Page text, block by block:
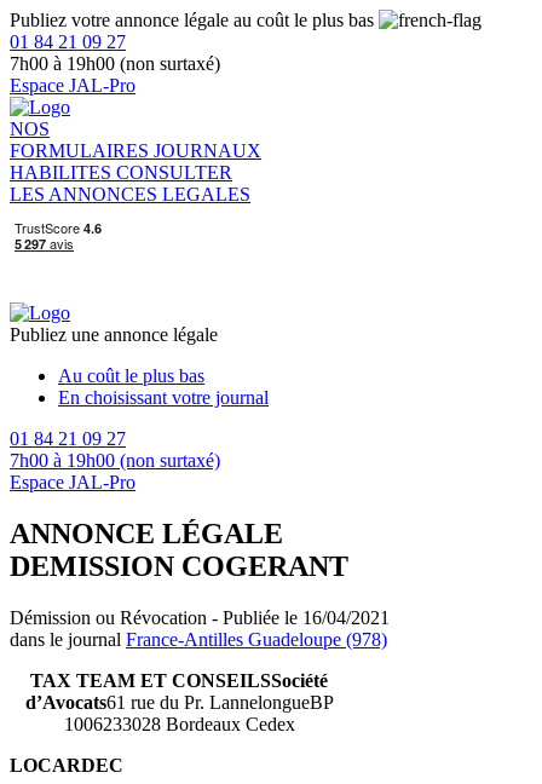
Publiez votre annonce légale au coût le plus bas
01 84 21 09 27
7h00 à 19h00 (non surtaxé)
Espace JAL-Pro
NOS
FORMULAIRES JOURNAUX
HABILITES CONSULTER
LES ANNONCES LEGALES
Publiez une annonce légale
Au coût le plus bas
En choisissant votre journal
01 84 21 09 27
7h00 à 19h00 (non surtaxé)
Espace JAL-Pro
ANNONCE LÉGALE
DEMISSION COGERANT
Démission ou Révocation - Publiée le 16/04/2021
dans le journal France-Antilles Guadeloupe (978)
TAX TEAM ET CONSEILSSociété
d’Avocats61 rue du Pr. LannelongueBP
1006233028 Bordeaux Cedex
LOCARDEC